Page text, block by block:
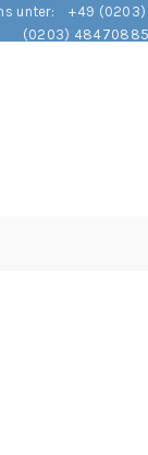
unter:
+49
(0203) 48470885